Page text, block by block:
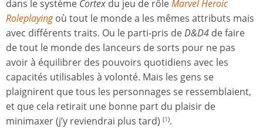
dans le système Cortex du jeu de rôleMarvel Heroic
Roleplayingoù tout le monde a les mêmes attributs mais
avec différents traits. Ou le parti-pris deD&D4 de faire
de tout le monde des lanceurs de sorts pour ne pas
avoir à équilibrer des pouvoirs quotidiens avec les
capacités utilisables à volonté. Mais les gens se
plaignirent que tous les personnages se ressemblaient,
et que cela retirait une bonne part du plaisir de
minimaxer (j’y reviendrai plus tard) (1).